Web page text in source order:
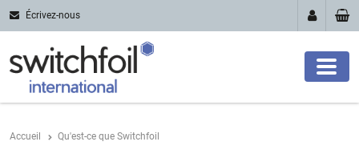
Écrivez-nous
Accueil Qu'est-ce que Switchfoil